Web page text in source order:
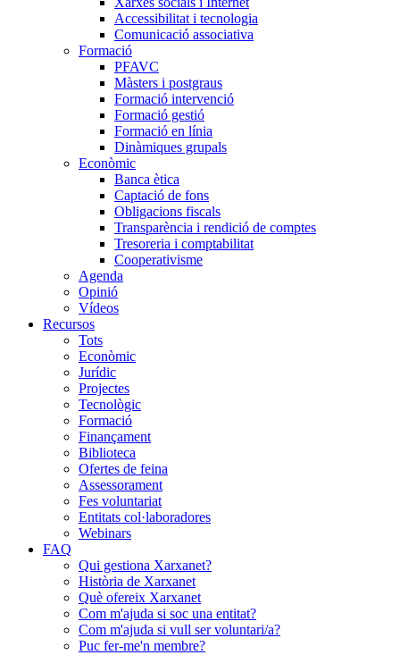
Accessibilitat i tecnologia
Comunicació associativa
Formació
PFAVC
Màsters i postgraus
Formació intervenció
Formació gestió
Formació en línia
Dinàmiques grupals
Econòmic
Banca ètica
Captació de fons
Obligacions fiscals
Transparència i rendició de comptes
Tresoreria i comptabilitat
Cooperativisme
Agenda
Opinió
Vídeos
Recursos
Tots
Econòmic
Jurídic
Projectes
Tecnològic
Formació
Finançament
Biblioteca
Ofertes de feina
Assessorament
Fes voluntariat
Entitats col·laboradores
Webinars
FAQ
Qui gestiona Xarxanet?
Història de Xarxanet
Què ofereix Xarxanet
Com m'ajuda si soc una entitat?
Com m'ajuda si vull ser voluntari/a?
Puc fer-me'n membre?